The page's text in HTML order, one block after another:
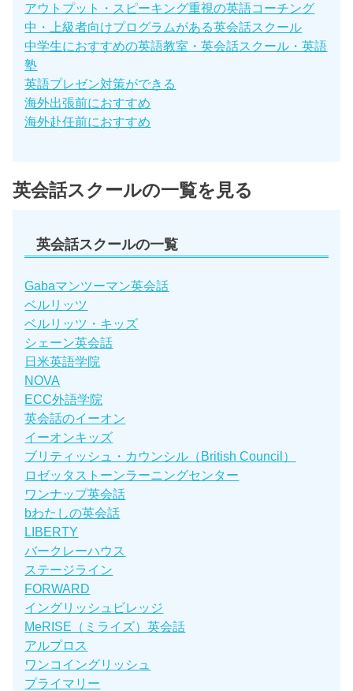
アウトプット・スピーキング重視の英語コーチング
中・上級者向けプログラムがある英会話スクール
中学生におすすめの英語教室・英会話スクール・英語
塾
英語プレゼン対策ができる
海外出張前におすすめ
海外赴任前におすすめ
英会話スクールの一覧を見る
英会話スクールの一覧
Gabaマンツーマン英会話
ベルリッツ
ベルリッツ・キッズ
シェーン英会話
日米英語学院
NOVA
ECC外語学院
英会話のイーオン
イーオンキッズ
ブリティッシュ・カウンシル（British Council）
ロゼッタストーンラーニングセンター
ワンナップ英会話
bわたしの英会話
LIBERTY
バークレーハウス
ステージライン
FORWARD
イングリッシュビレッジ
MeRISE（ミライズ）英会話
アルプロス
ワンコイングリッシュ
プライマリー